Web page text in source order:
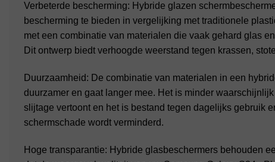
Verbeterde bescherming: Hybride glazen
bescherming te bieden in vergelijking met traditionele
met een combinatie van materialen die vaak gehard glas
Dit ontwerp biedt verhoogde weerstand tegen krassen,
Duurzaamheid: De combinatie van materialen in een
duurzamer en gaat langer mee. Het is minder
slijtage vertoont en het is bestand tegen dagelijks gebruik
schermschade wordt verminderd.
Hoge transparantie: Hybride glasbeschermers behouden